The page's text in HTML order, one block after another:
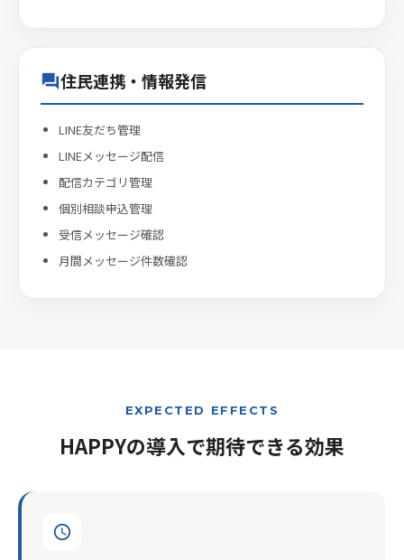
forum住民連携・情報発信
LINE友だち管理
LINEメッセージ配信
配信カテゴリ管理
個別相談申込管理
受信メッセージ確認
月間メッセージ件数確認
EXPECTED EFFECTS
HAPPYの導入で期待できる効果
schedule